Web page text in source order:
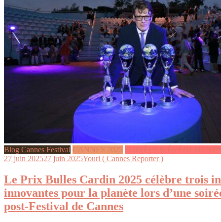
Blog Cannes Festival CANNES 2025 SOIRÉES & ÉVÉNEMENTS
27 juin 202527 juin 2025Youri ( Cannes Reporter )
Le Prix Bulles Cardin 2025 célèbre trois
innovantes pour la planète lors d’une
post-Festival de Cannes